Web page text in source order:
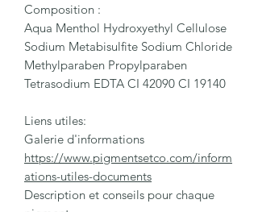
Composition :
Aqua Menthol Hydroxyethyl Cellulose
Sodium Metabisulfite Sodium Chloride
Methylparaben Propylparaben
Tetrasodium EDTA CI 42090 CI 19140
Liens utiles:
Galerie d'informations
https://www.pigmentsetco.com/inform
ations-utiles-documents
Description et conseils pour chaque